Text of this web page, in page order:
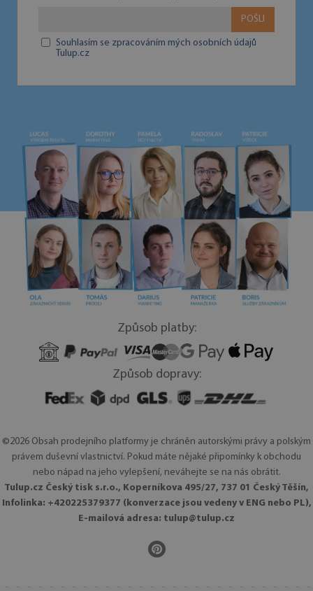
POŠLI
Souhlasím se zpracováním mých osobních údajů
Tulup.cz
Způsob platby:
Způsob dopravy:
©2026 Obsah prodejního platformy je chráněn autorskými právy a polským
právem duševní vlastnictví. Pokud máte nějaké připomínky k obchodu
nebo nápad na jeho vylepšení, neváhejte se na nás obrátit.
Tulup.cz Český tisk s.r.o., Koperníkova 495/27, 737 01 Český Těšín,
Infolinka: +420225379377 (konverzace jsou vedeny v ENG nebo PL),
E-mailová adresa: tulup@tulup.cz